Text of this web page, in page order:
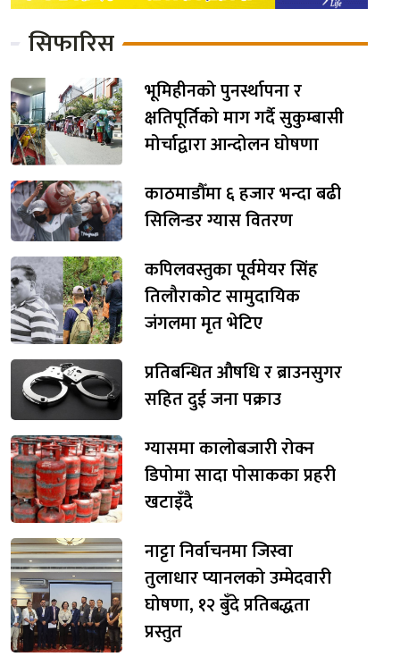
सिफारिस
भूमिहीनको पुनर्स्थापना र
क्षतिपूर्तिको माग गर्दै सुकुम्बासी
मोर्चाद्वारा आन्दोलन घोषणा
काठमाडौँमा ६ हजार भन्दा बढी
सिलिन्डर ग्यास वितरण
कपिलवस्तुका पूर्वमेयर सिंह
तिलौराकोट सामुदायिक
जंगलमा मृत भेटिए
प्रतिबन्धित औषधि र ब्राउनसुगर
सहित दुई जना पक्राउ
ग्यासमा कालोबजारी रोक्न
डिपोमा सादा पोसाकका प्रहरी
खटाइँदै
नाट्टा निर्वाचनमा जिस्वा
तुलाधार प्यानलको उम्मेदवारी
घोषणा, १२ बुँदे प्रतिबद्धता
प्रस्तुत